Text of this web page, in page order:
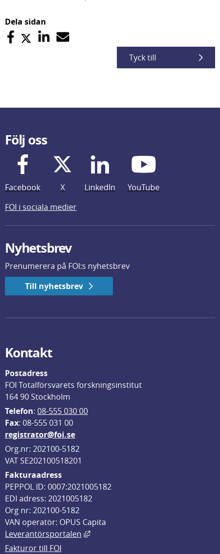
Dela sidan
Tyck till
Följ oss
Facebook X LinkedIn
YouTube
FOI i sociala medier
Nyhetsbrev
Prenumerera på FOI:s nyhetsbrev
Till nyhetsbrev
Kontakt
Postadress
FOI Totalförsvarets forskningsinstitut
164 90 Stockholm
Telefon: 08-555 030 00
Fax: 08-555 031 00
registrator@foi.se
Org.nr: 202100-5182
VAT SE202100518201
Fakturaadress
PEPPOL ID: 0007:2021005182
EDI adress: 2021005182
Org nr: 202100-5182
VAN operatör: OPUS Capita
Leverantörsportalen
Länk till annan webbplats, öppnas
Fakturor till FOI